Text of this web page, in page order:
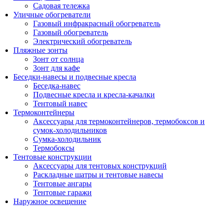
Садовая тележка
Уличные обогреватели
Газовый инфракрасный обогреватель
Газовый обогреватель
Электрический обогреватель
Пляжные зонты
Зонт от солнца
Зонт для кафе
Беседки-навесы и подвесные кресла
Беседка-навес
Подвесные кресла и кресла-качалки
Тентовый навес
Термоконтейнеры
Аксессуары для термоконтейнеров, термобоксов и
сумок-холодильников
Сумка-холодильник
Термобоксы
Тентовые конструкции
Аксессуары для тентовых конструкций
Раскладные шатры и тентовые навесы
Тентовые ангары
Тентовые гаражи
Наружное освещение